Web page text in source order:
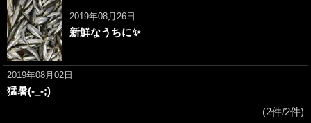
2019年08月26日
新鮮なうちに✨
2019年08月02日
猛暑(-_-;)
(2件/2件)